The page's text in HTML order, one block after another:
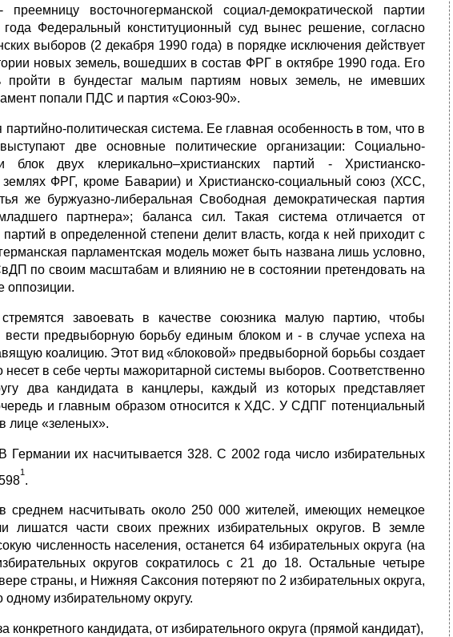
восточногерманской социал-демократической партии
Федеральный конституционный суд вынес решение, согласно
выборов (2 декабря 1990 года) в порядке исключения действует
новых земель, вошедших в состав ФРГ в октябре 1990 года. Его
пройти в бундестаг малым пар­тиям новых земель, не имевших
попали ПДС и партия «Союз-90».
политическая система. Ее главная особенность в том, что в
две основные политические организации: Социально-
двух клерикально–христианских партий - Христианско-
ФРГ, кроме Баварии) и Христианско-социальный союз (ХСС,
же буржуазно-либеральная Свободная демократическая партия
партнера»; баланса сил. Такая система отличается от
в определенной степени делит власть, когда к ней приходит с
парламентская модель может быть названа лишь условно,
по своим масштабам и влиянию не в состоянии претендовать на
оппозиции.
завоевать в каче­стве союзника малую партию, чтобы
вести предвыборную борьбу единым блоком и - в случае успеха на
коалицию. Этот вид «блоковой» предвыборной борьбы создает
несет в себе черты мажоритарной системы выборов. Соответственно
два канди­дата в канцлеры, каждый из которых представляет
и главным образом относится к ХДС. У СДПГ потенциальный
лице «зе­леных».
их насчиты­вается 328. С 2002 года число избирательных
1
среднем насчитывать около 250 000 жителей, имеющих немецкое
лишатся части своих прежних избиратель­ных округов. В земле
численность населения, останется 64 избирательных округа (на
округов сократилось с 21 до 18. Остальные четыре
страны, и Нижняя Саксония потеряют по 2 избирательных округа,
избира­тельному округу.
канди­дата, от избирательного округа (прямой кандидат),